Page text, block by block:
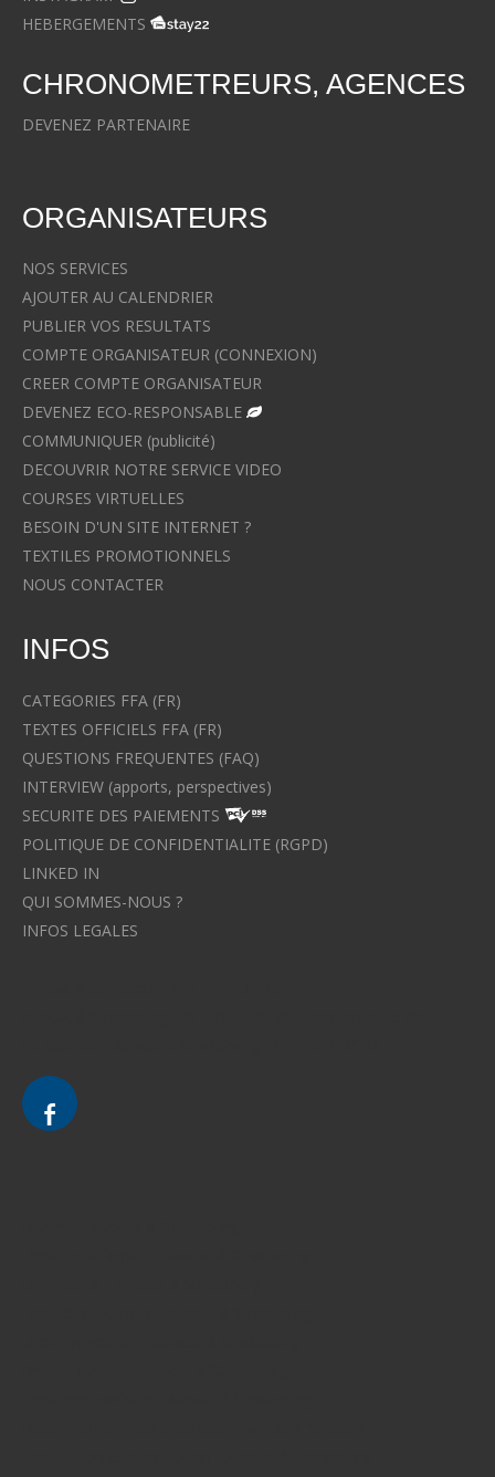
HEBERGEMENTS
CHRONOMETREURS, AGENCES
DEVENEZ PARTENAIRE
ORGANISATEURS
NOS SERVICES
AJOUTER AU CALENDRIER
PUBLIER VOS RESULTATS
COMPTE ORGANISATEUR (CONNEXION)
CREER COMPTE ORGANISATEUR
DEVENEZ ECO-RESPONSABLE
COMMUNIQUER (publicité)
DECOUVRIR NOTRE SERVICE VIDEO
COURSES VIRTUELLES
BESOIN D'UN SITE INTERNET ?
TEXTILES PROMOTIONNELS
NOUS CONTACTER
INFOS
CATEGORIES FFA (FR)
TEXTES OFFICIELS FFA (FR)
QUESTIONS FREQUENTES (FAQ)
INTERVIEW (apports, perspectives)
SECURITE DES PAIEMENTS
POLITIQUE DE CONFIDENTIALITE (RGPD)
LINKED IN
QUI SOMMES-NOUS ?
INFOS LEGALES